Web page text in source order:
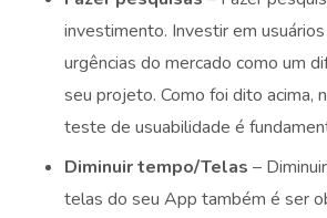
investimento. Investir em
urgências do mercado como um
seu projeto. Como foi dito acima,
teste de usuabilidade é
Diminuir tempo/Telas –
telas do seu App também é ser